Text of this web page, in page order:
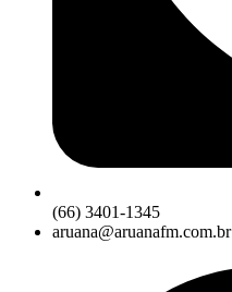
(66) 3401-1345
aruana@aruanafm.com.br